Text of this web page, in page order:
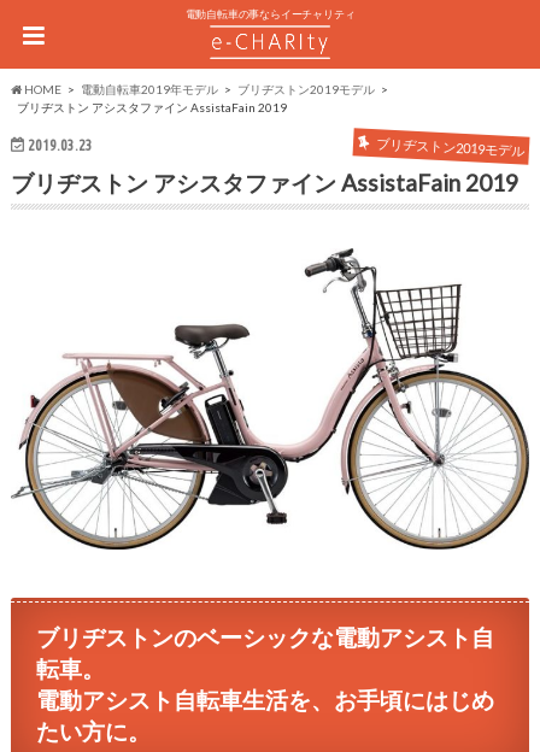
電動自転車の事ならイーチャリティ
HOME 電動自転車2019年モデル
ブリヂストン2019モデル
ブリヂストン アシスタファイン AssistaFain 2019
2019.03.23 ブリヂストン2019モデル
ブリヂストン アシスタファイン AssistaFain 2019
ブリヂストンのベーシックな電動アシスト自
転車。
電動アシスト自転車生活を、お手頃にはじめ
たい方に。